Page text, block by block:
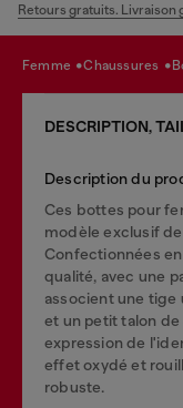
Retours gratuits.
femme chaussures
DESCRIPTION,
Description du
Ces bottes pour
modèle exclusif
Confectionnées
qualité, avec une
associent une tige
et un petit talon de
expression de
effet oxydé et
robuste.